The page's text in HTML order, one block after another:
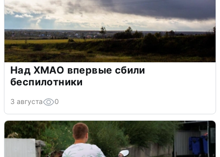
Над ХМАО впервые сбили
беспилотники
3 августа 0